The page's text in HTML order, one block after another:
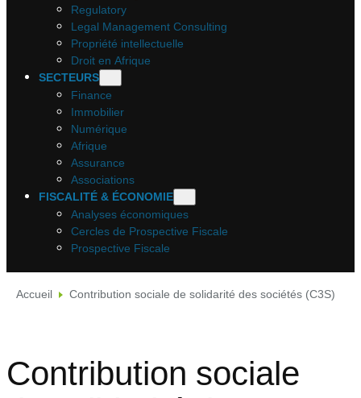
Regulatory
Legal Management Consulting
Propriété intellectuelle
Droit en Afrique
SECTEURS
Finance
Immobilier
Numérique
Afrique
Assurance
Associations
FISCALITÉ & ÉCONOMIE
Analyses économiques
Cercles de Prospective Fiscale
Prospective Fiscale
Accueil Contribution sociale de solidarité des sociétés (C3S)
Contribution sociale